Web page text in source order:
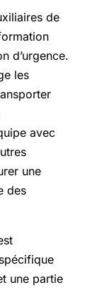
de
d’urgence.
les
avec
une
des
une partie